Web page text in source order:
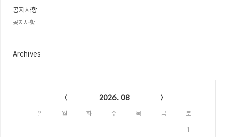
공지사항
공지사항
Archives
2026. 08
일 월 화 수 목 금 토
1